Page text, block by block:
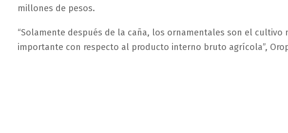
millones de pesos.
“Solamente después de la caña, los ornamentales son el cultivo
importante con respecto al producto interno bruto agrícola”,